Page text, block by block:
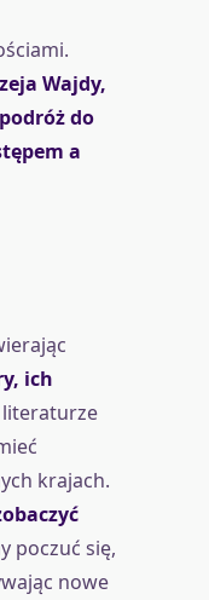
Wajdy,
do
a
ich
literaturze
krajach.
poczuć się,
nowe